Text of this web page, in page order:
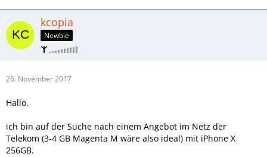
kcopia
Newbie
26. November 2017
Hallo,
ich bin auf der Suche nach einem Angebot im Netz der
Telekom (3-4 GB Magenta M wäre also ideal) mit iPhone X
256GB.